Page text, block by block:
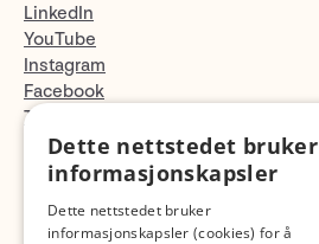
LinkedIn
YouTube
Instagram
Facebook
TikTok
Fotopodden
Dette nettstedet bruker
informasjonskapsler
Dette nettstedet bruker
informasjonskapsler (cookies) for å